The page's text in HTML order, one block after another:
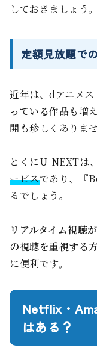
しておきましょう。
定額見放題で
近年は、dアニメ
っている作品も増
開も珍しくありませ
とくにU-NEXTは
ービスであり、『
るでしょう。
リアルタイム視聴
の視聴を重視する方
に便利です。
Netflix・
はある？